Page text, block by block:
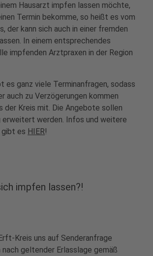
Hausarzt impfen lassen möchte,
Termin bekomme, so heißt es vom
der kann sich auch in einer fremden
In einem entsprechendes
impfenden Arztpraxen in der Region
es ganz viele Terminanfragen, sodass
auch zu Verzögerungen kommen
der Kreis mit. Die Angebote sollen
erweitert werden. Infos und weitere
es HIER!
impfen lassen?!
Kreis uns auf Senderanfrage
geltender Erlasslage gemäß